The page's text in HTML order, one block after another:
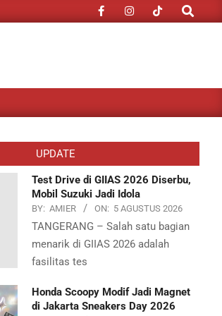
Search
UPDATE
Test Drive di GIIAS 2026 Diserbu,
Mobil Suzuki Jadi Idola
BY: AMIER ON: 5 AGUSTUS 2026
TANGERANG – Salah satu bagian
menarik di GIIAS 2026 adalah
fasilitas tes
Honda Scoopy Modif Jadi Magnet
di Jakarta Sneakers Day 2026